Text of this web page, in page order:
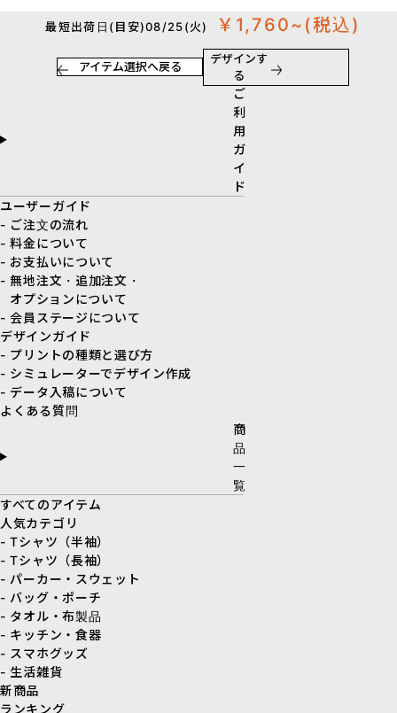
最短出荷日(目安)08/25(火) ￥1,760~ (税込)
アイテム選択へ戻る
デザインす
る
ご
利
用
ガ
イ
ド
ユーザーガイド
- ご注文の流れ
- 料金について
- お支払いについて
- 無地注文・追加注文・
オプションについて
- 会員ステージについて
デザインガイド
- プリントの種類と選び方
- シミュレーターでデザイン作成
- データ入稿について
よくある質問
商
品
一
覧
すべてのアイテム
人気カテゴリ
- Tシャツ（半袖）
- Tシャツ（長袖）
- パーカー・スウェット
- バッグ・ポーチ
- タオル・布製品
- キッチン・食器
- スマホグッズ
- 生活雑貨
新商品
ランキング